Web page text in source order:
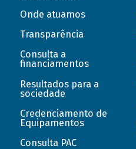
Onde atuamos
Transparência
Consulta a
financiamentos
Resultados para a
sociedade
Credenciamento de
Equipamentos
Consulta PAC